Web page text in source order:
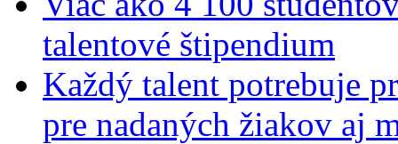
talentové štipendium
Každý talent potrebuje
pre nadaných žiakov aj